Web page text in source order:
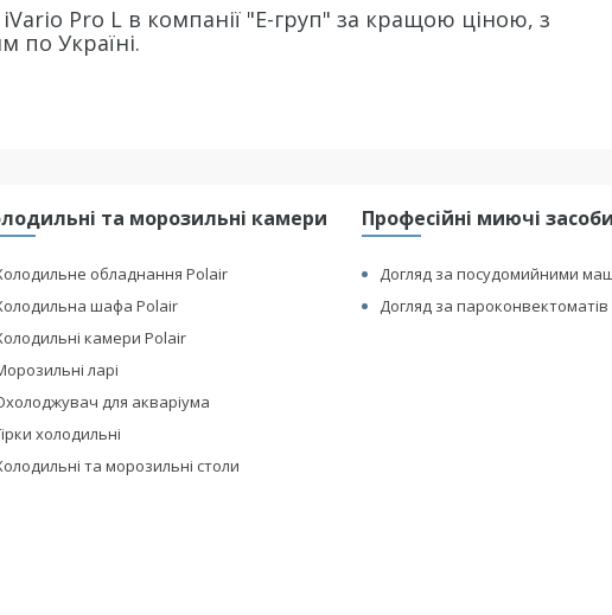
Pro L в компанії "Е-груп" за кращою ціною, з
по Україні.
та морозильні камери
обладнання Polair
шафа Polair
камери Polair
ларі
для акваріума
холодильні
та морозильні столи
Професійні миючі засоби
Догляд за посудомийними
Догляд за пароконвектоматів